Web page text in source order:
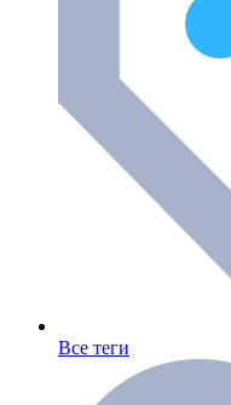
Все теги